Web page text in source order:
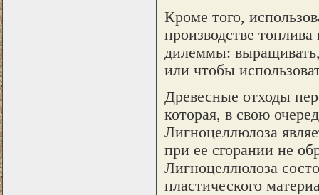
Кроме того,
производстве
дилеммы:
или чтобы
Древесные отходы
которая, в свою
Лигноцеллюлоза
при ее сгорании не
Лигноцеллюлоза
пластического